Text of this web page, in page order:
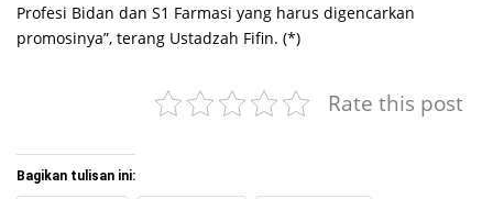
Profesi Bidan dan S1 Farmasi yang harus digencarkan
promosinya”, terang Ustadzah Fifin. (*)
Rate this post
Bagikan tulisan ini: